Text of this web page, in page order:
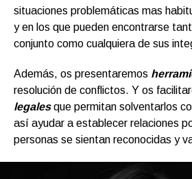
situaciones problemáticas mas
y en los que pueden encontrarse
conjunto como cualquiera de sus
Además, os presentaremos
resolución de conflictos. Y os
legalesque permitan solventarlos
así ayudar a establecer relaciones
personas se sientan reconocidas y